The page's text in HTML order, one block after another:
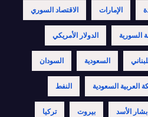
الإمارات الاقتصاد السوري
السورية الدولار الأمريكي
السعودية السودان
العربية السعودية النفط
بشار الأسد بيروت تركيا